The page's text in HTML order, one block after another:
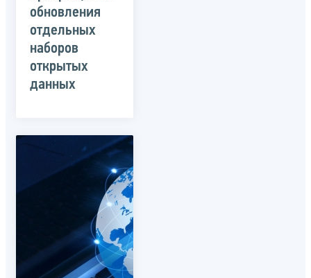
обновления
отдельных
наборов
открытых
данных